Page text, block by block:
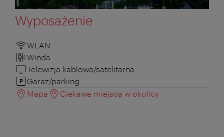
Wyposażenie
WLAN
Winda
Telewizja kablowa/satelitarna
Garaż/parking
Mapa
Ciekawe miejsca w okolicy